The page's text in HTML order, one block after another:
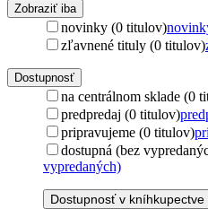
Zobraziť iba
novinky (0 titulov)
zľavnené tituly (0 titulov)
Dostupnosť
na centrálnom sklade (0
predpredaj (0 titulov)
pripravujeme (0 titulov)
dostupná (bez
vypredaných)
Dostupnosť v kníhkupectve